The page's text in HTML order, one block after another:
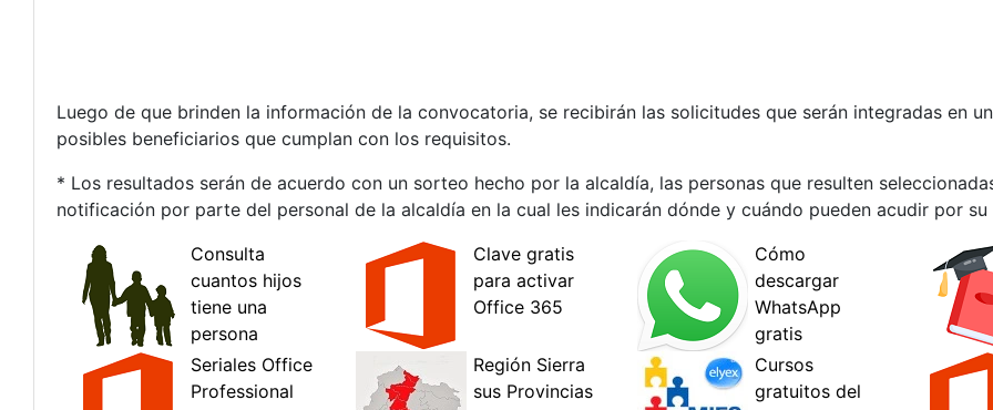
Luego de que brinden la información de la convocatoria, se recibirán las solicitudes que serán integradas en
posibles beneficiarios que cumplan con los requisitos.
* Los resultados serán de acuerdo con un sorteo hecho por la alcaldía, las personas que resulten
notificación por parte del personal de la alcaldía en la cual les indicarán dónde y cuándo pueden acudir por su